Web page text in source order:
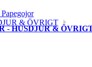
& ÖVRIGT
- HUSDJUR &